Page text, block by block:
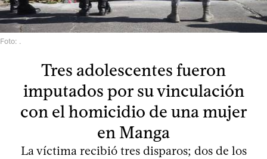
Foto: .
Tres adolescentes fueron
imputados por su vinculación
con el homicidio de una mujer
en Manga
La víctima recibió tres disparos; dos de los